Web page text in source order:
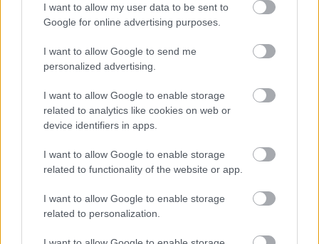
I want to allow my user data to be sent to
Google for online advertising purposes.
I want to allow Google to send me
personalized advertising.
I want to allow Google to enable storage
related to analytics like cookies on web or
device identifiers in apps.
I want to allow Google to enable storage
related to functionality of the website or app.
I want to allow Google to enable storage
related to personalization.
http://netfolk.blog.hu/2013/03/30/
iparmuvesz_alkotasai